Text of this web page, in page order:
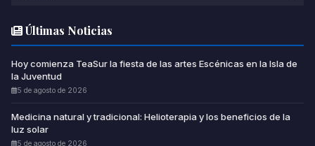
Últimas Noticias
Hoy comienza TeaSur la fiesta de las artes Escénicas en la Isla de
la Juventud
5 de agosto de 2026
Medicina natural y tradicional: Helioterapia y los beneficios de la
luz solar
5 de agosto de 2026